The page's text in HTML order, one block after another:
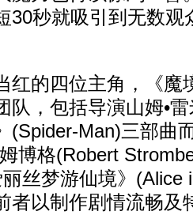
30秒就吸引到无数观
的四位主角，《魔
队，包括导演山姆•
(Spider-Man)三部曲
博格(Robert
丝梦游仙境》(Alice
者以制作剧情流畅及